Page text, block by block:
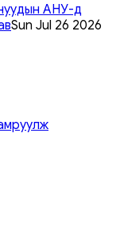
АНУ-д
Sun Jul 26 2026